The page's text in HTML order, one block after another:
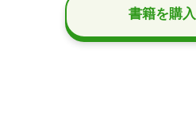
書籍を購⼊